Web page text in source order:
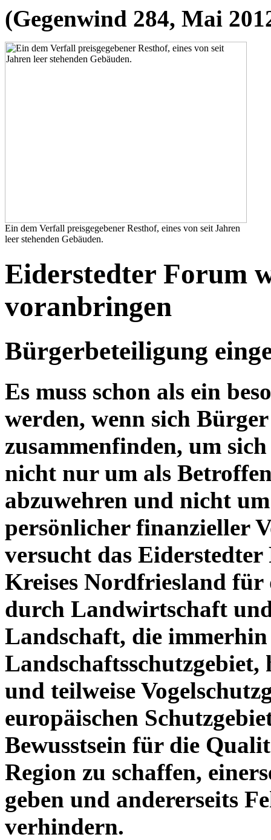
(Gegenwind 284, Mai
Ein dem Verfall preisgegebener Resthof, eines von seit Jahren
leer stehenden Gebäuden.
Eiderstedter Forum
voranbringen
Bürgerbeteiligung
Es muss schon als ein
werden, wenn sich
zusammenfinden, um
nicht nur um als
abzuwehren und nicht
persönlicher finanzieller
versucht das
Kreises Nordfriesland für
durch Landwirtschaft
Landschaft, die
und teilweise
europäischen
Bewusstsein für die
Region zu schaffen,
geben und andererseits
verhindern.